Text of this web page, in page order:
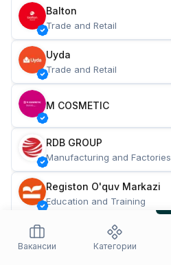
Balton
Trade and Retail
Uyda
Trade and Retail
M COSMETIC
RDB GROUP
Manufacturing and Factories
Registon O'quv Markazi
Education and Training
Restaurants and Fast Food
Вакансии
Категории